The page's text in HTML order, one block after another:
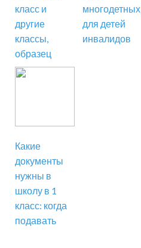
класс и
другие
классы,
образец
многодетных,
для детей
инвалидов
Какие
документы
нужны в
школу в 1
класс: когда
подавать